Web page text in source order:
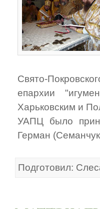
Свято-
епархии
Харьковским и
УАПЦ было
Герман
Подготовил: